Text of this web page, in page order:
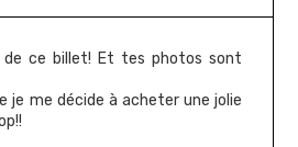
de ce billet! Et tes photos sont
je me décide à acheter une jolie